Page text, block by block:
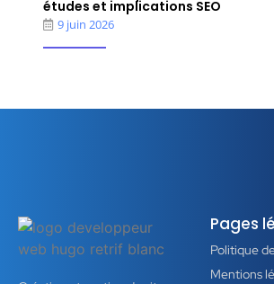
études et implications SEO
9 juin 2026
Pages
Politique
Mentions